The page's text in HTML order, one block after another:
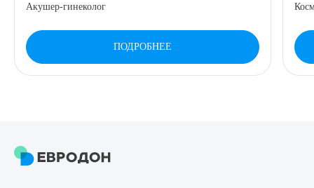
Акушер-гинеколог
ПОДРОБНЕЕ